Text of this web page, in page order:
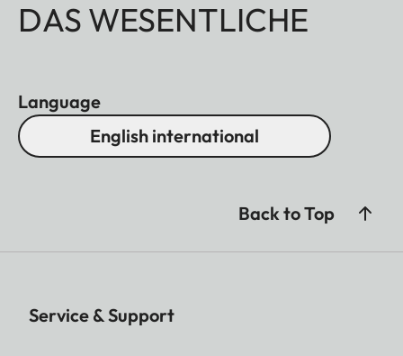
DAS WESENTLICHE
Language
English international
Back to Top
Service & Support